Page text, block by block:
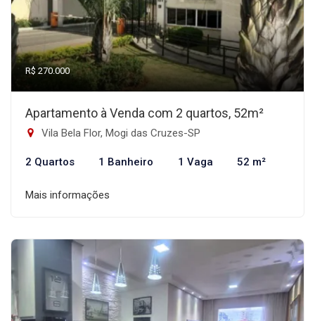
R$ 270.000
Apartamento à Venda com 2 quartos, 52m²
Vila Bela Flor, Mogi das Cruzes-SP
2 Quartos 1 Banheiro 1 Vaga 52 m²
Mais informações